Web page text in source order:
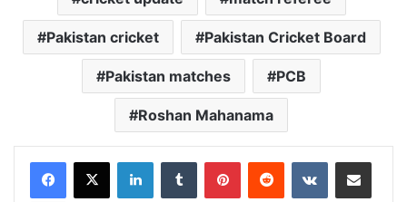
Pakistan cricket Pakistan Cricket Board
Pakistan matches PCB
Roshan Mahanama
LinkedInTumblr PinterestReddit VKontakteShare via Email